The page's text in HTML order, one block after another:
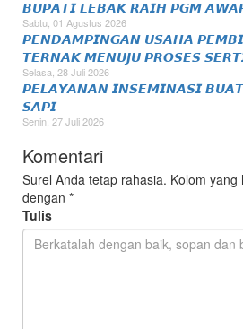
𝘽𝙐𝙋𝘼𝙏𝙄 𝙇𝙀𝘽𝘼𝙆 𝙍𝘼𝙄𝙃 𝙋𝙂𝙈
Sabtu, 01 Agustus 2026
𝙋𝙀𝙉𝘿𝘼𝙈𝙋𝙄𝙉𝙂𝘼𝙉 𝙐𝙎𝘼𝙃𝘼
𝙏𝙀𝙍𝙉𝘼𝙆 𝙈𝙀𝙉𝙐𝙅𝙐 𝙋𝙍𝙊𝙎𝙀𝙎
Selasa, 28 Juli 2026
𝙋𝙀𝙇𝘼𝙔𝘼𝙉𝘼𝙉 𝙄𝙉𝙎𝙀𝙈𝙄𝙉𝘼𝙎𝙄
𝙎𝘼𝙋𝙄
Senin, 27 Juli 2026
Komentari
Surel Anda tetap rahasia. Kolom
dengan *
Tulis